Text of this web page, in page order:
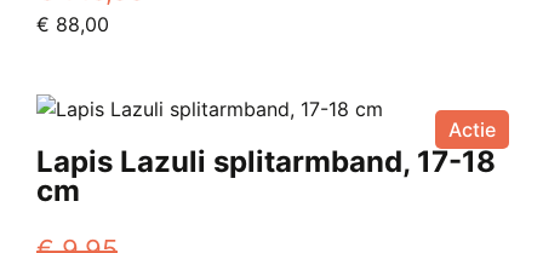
Oorspronkelijke
€ 145,00.
€ 88,00
€ 88,00.
Actie
Lapis Lazuli splitarmband, 17-18
cm